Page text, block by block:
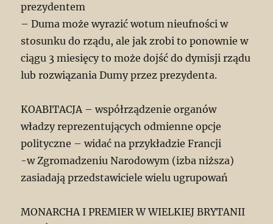
prezydentem
– Duma może wyrazić wotum nieufności w
stosunku do rządu, ale jak zrobi to ponownie w
ciągu 3 miesięcy to może dojść do dymisji rządu
lub rozwiązania Dumy przez prezydenta.
KOABITACJA – współrządzenie organów
władzy reprezentujących odmienne opcje
polityczne – widać na przykładzie Francji
-w Zgromadzeniu Narodowym (izba niższa)
zasiadają przedstawiciele wielu ugrupowań
MONARCHA I PREMIER W WIELKIEJ BRYTANII